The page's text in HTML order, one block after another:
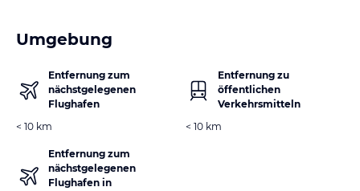
Umgebung
Entfernung zum
nächstgelegenen
Flughafen
< 10 km
Entfernung zum
nächstgelegenen
Flughafen in
Entfernung zu
öffentlichen
Verkehrsmitteln
< 10 km